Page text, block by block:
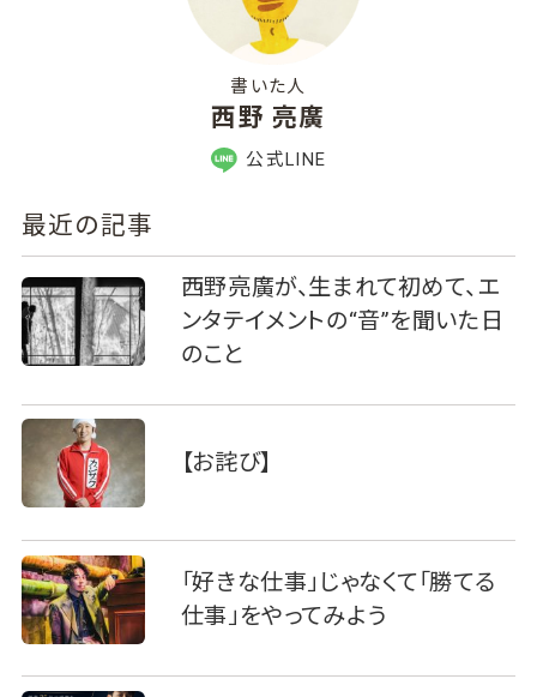
書いた人
西野 亮廣
公式LINE
最近の記事
西野亮廣が、生まれて初めて、エ
ンタテイメントの“音”を聞いた日
のこと
【お詫び】
「好きな仕事」じゃなくて「勝てる
仕事」をやってみよう